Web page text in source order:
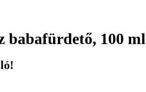
babafürdető, 100 ml